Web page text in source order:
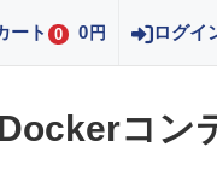
ート 0 0 円 ログイ
コン